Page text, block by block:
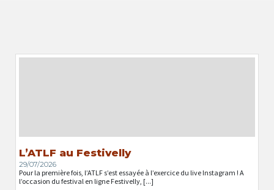
L’ATLF au Festivelly
29/07/2026
Pour la première fois, l’ATLF s’est essayée à l’exercice du live Instagram ! A
l’occasion du festival en ligne Festivelly, [...]